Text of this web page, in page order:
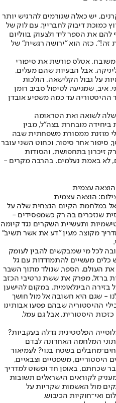
יש כאלה שגורמים להרגיש יותר
כמוכת דיבוק לחברייך, עם לוק של
להם את הספר ליד ולצעוק בווליום
זה!". כזה הוא "ירושה רגשית" של
משובח, אטלס פורשת את סיפורי
אבל הבעיות שהם מעלים,
על גבול הקלישאה, הולכות
איב, שמגיעה לטיפול סביב רומן
ההיסטוריה עד כמה משפיע אובדן
לשואה ואת הטראומה
ביחידה מובחרת בצה"ל, מבין
מוזנת ממסורת משפחתית שבה
סיפור אחר סיפור, וכחוט השני עובר
זיכרון בתחפושת, והסודות
לא באמת נעלמים. בהרבה מקרים -
עצמית
הוצאה עצמית
במלחמת הקיום הנצחית שלה על
שנזכרים בה רק כשמפסידים -
ותעשיית השקרים נגד קיומה
מקוצר. מעין "דע את אשר תשיב"
לכל מי שמבקשים להבין לעומק
כלים מעשיים להתמודדות עם גל
את העולם. הספר, שנולד מתוך השבר
חרבות ברזל, מפרק את ששת נרטיבי הכזב
בזירה הבינלאומית. במקום להישען
- שגם היא חשובה אל מול חושך
ההיסטוריה שבהם פסעו אבותינו
היסטורית, אבל גם עמל,
הפלסטינית גדלה בעקביות?
המלחמה האחרונה לבדם
בשטח בנוי? לעמיאור
היסטוריים, משפטיים וצבאיים,
שכחתם, באופן חד ופשוט למדריך
לקוראים הישראלים תשובות
מול האשמות שקריות על
ואי־חוקיות הכיבוש.